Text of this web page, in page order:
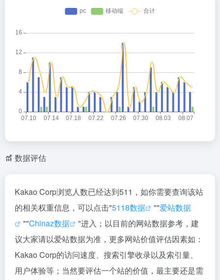
数据评估
Kakao Corp浏览人数已经达到511，如你需要查询该站
的相关权重信息，可以点击"5118数据 ""爱站数据
""Chinaz数据
"进入；以目前的网站数据参考，建
议大家请以爱站数据为准，更多网站价值评估因素如：
Kakao Corp的访问速度、搜索引擎收录以及索引量、
用户体验等；当然要评估一个站的价值，最主要还是需